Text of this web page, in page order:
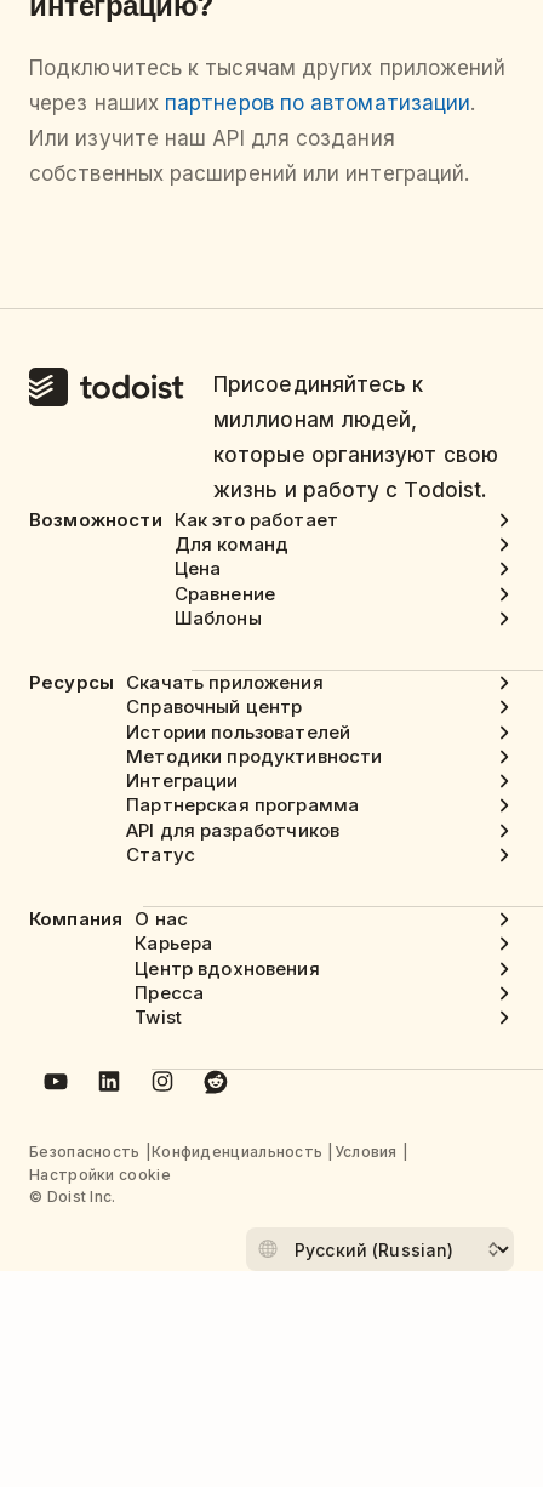
Подключитесь к тысячам других приложений
через наших партнеров по автоматизации.
Или изучите наш API для создания
собственных расширений или интеграций.
Присоединяйтесь к
миллионам людей,
которые организуют свою
жизнь и работу с Todoist.
Возможности
Как это работает
Для команд
Цена
Сравнение
Шаблоны
Ресурсы
Скачать приложения
Справочный центр
Истории пользователей
Методики продуктивности
Интеграции
Партнерская программа
API для разработчиков
Статус
Компания
О нас
Карьера
Центр вдохновения
Пресса
Twist
Безопасность Конфиденциальность
Условия
Настройки cookie
© Doist Inc.